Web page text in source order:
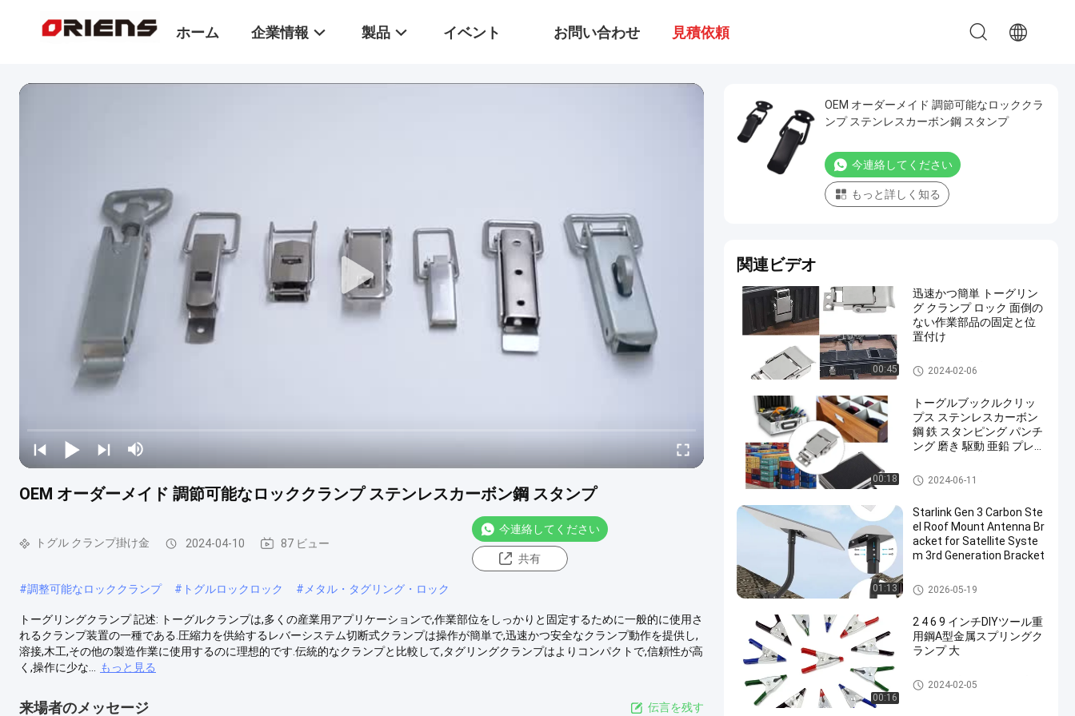
ホーム 企業情報 製品 イベント お問い合わせ 見積依頼
OEM オーダーメイド 調節可能なロッククランプ ステンレスカーボン鋼 スタンプ
トグル クランプ掛け金 2024-04-10 87 ビュー
今連絡してください
共有
#調整可能なロッククランプ # トグルロックロック # メタル・タグリング・ロック
トーグリングクランプ 記述: トーグルクランプは,多くの産業用アプリケーションで,作業部位をしっかりと固定するために一般的に使用さ
れるクランプ装置の一種である.圧縮力を供給するレバーシステム切断式クランプは操作が簡単で,迅速かつ安全なクランプ動作を提供し,
溶接,木工,その他の製造作業に使用するのに理想的です.伝統的なクランプと比較して,タグリングクランプはよりコンパクトで,信頼性が高
く,操作に少な...
もっと見る
来場者のメッセージ 伝言を残す
OEM オーダーメイド 調節可能なロッククラ
ンプ ステンレスカーボン鋼 スタンプ
今連絡してください
もっと詳しく知る
関連ビデオ
00:45
迅速かつ簡単 トーグリン
グ クランプ ロック 面倒の
ない作業部品の固定と位
置付け
トグル クランプ掛け金
2024-02-06
00:18
トーグルブックルクリッ
プス ステンレスカーボン
鋼 鉄 スタンピング パンチ
ング 磨き 駆動 亜鉛 プレー
トグル クランプ掛け金
2024-06-11
01:13
Starlink Gen 3 Carbon Ste
el Roof Mount Antenna Br
acket for Satellite Syste
m 3rd Generation Bracket
Starlink ブラケット
2026-05-19
00:16
2 4 6 9 インチDIYツール重
用鋼A型金属スプリングク
ランプ 大
メタルスプリングクランプ
2024-02-05